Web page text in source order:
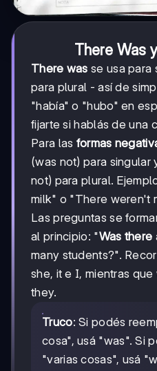
There Was
There was se usa para
para plural - así de
"había" o "hubo" en
fijarte si hablás de una
Para las formas
(was not) para
not) para plural.
milk" o "There weren't
Las preguntas se
al principio: "Was there
many students?".
she, it e I, mientras
they.
Truco: Si podés
cosa", usá "was". Si
"varias cosas", usá